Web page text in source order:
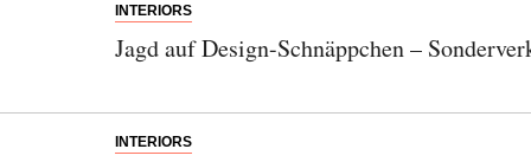
INTERIORS
Jagd auf Design-Schnäppchen –
INTERIORS